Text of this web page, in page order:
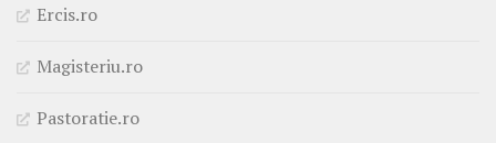
Ercis.ro
Magisteriu.ro
Pastoratie.ro